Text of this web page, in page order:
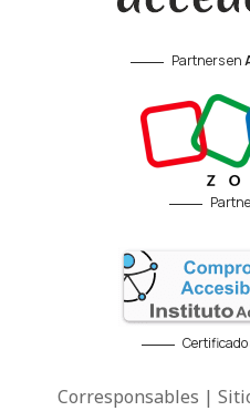
Partners en
Corresponsables |